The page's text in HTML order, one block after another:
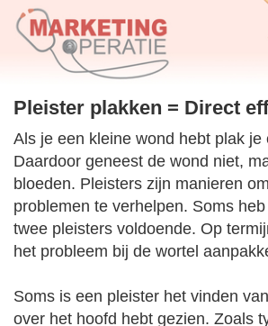
Pleister plakken = Direct
Als je een kleine wond hebt plak je
Daardoor geneest de wond niet,
bloeden. Pleisters zijn manieren
problemen te verhelpen. Soms
twee pleisters voldoende. Op
het probleem bij de wortel
Soms is een pleister het vinden
over het hoofd hebt gezien. Zoals